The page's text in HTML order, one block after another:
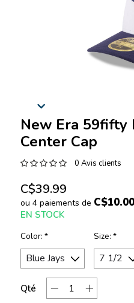
New Era 59fifty
Center Cap
0 Avis clients
C$39.99
ou 4 paiements de C$10.00
EN STOCK
Color: * Size: *
Qté